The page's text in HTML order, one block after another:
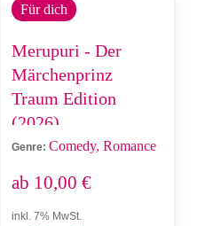
Für dich
Merupuri - Der
Märchenprinz
Traum Edition
(2026)
Genre: Comedy, Romance
ab 10,00 €
inkl. 7% MwSt.